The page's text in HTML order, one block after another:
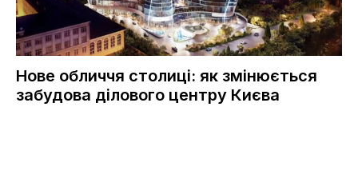
Нове обличчя столиці: як змінюється
забудова ділового центру Києва